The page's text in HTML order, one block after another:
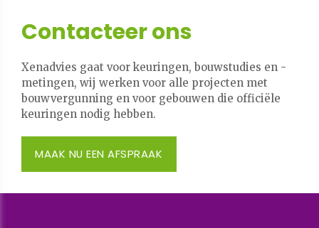
Contacteer ons
Xenadvies gaat voor keuringen, bouwstudies en -
metingen, wij werken voor alle projecten met
bouwvergunning en voor gebouwen die officiële
keuringen nodig hebben.
MAAK NU EEN AFSPRAAK